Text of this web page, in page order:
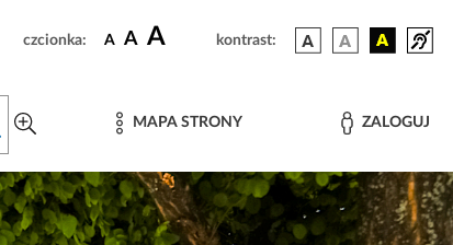
czcionka: A A A kontrast:
MAPA STRONY ZALOGUJ